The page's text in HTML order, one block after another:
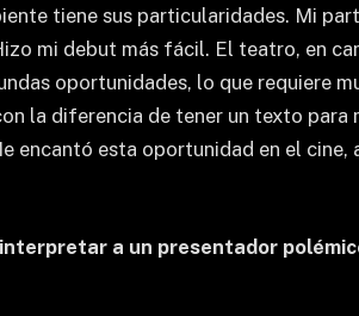
tiene sus particularidades. Mi
mi debut más fácil. El teatro, en
oportunidades, lo que requiere
la diferencia de tener un texto para
encantó esta oportunidad en el cine,
a un presentador